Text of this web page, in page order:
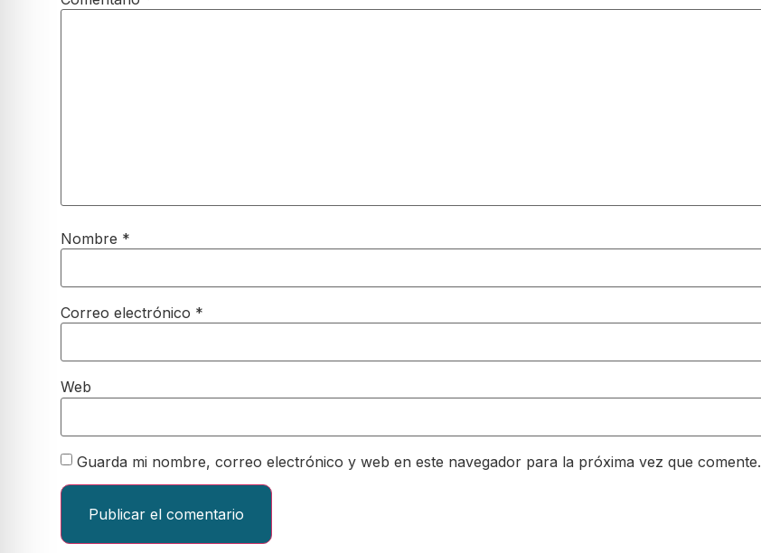
Nombre *
Correo electrónico *
Web
Guarda mi nombre, correo electrónico y web en este navegador para la próxima vez que comente.